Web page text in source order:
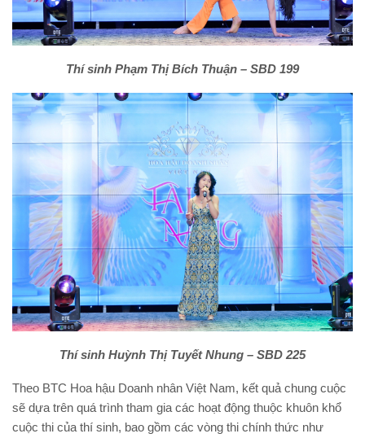
Thí sinh Phạm Thị Bích Thuận – SBD 199
Thí sinh Huỳnh Thị Tuyết Nhung – SBD 225
Theo BTC Hoa hậu Doanh nhân Việt Nam, kết quả chung cuộc
sẽ dựa trên quá trình tham gia các hoạt động thuộc khuôn khổ
cuộc thi của thí sinh, bao gồm các vòng thi chính thức như